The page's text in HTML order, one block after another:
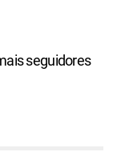
seguidores